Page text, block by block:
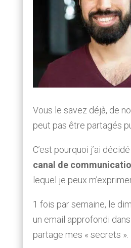
Vous le savez déjà, de
peut pas être partagés
C’est pourquoi j’ai
canal de
lequel je peux
1 fois par semaine, le
un email approfondi
partage mes « secrets ».